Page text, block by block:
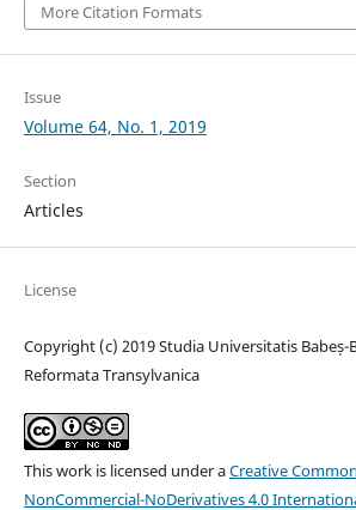
More Citation Formats
Issue
Volume 64, No. 1, 2019
Section
Articles
License
Copyright (c) 2019 Studia Universitatis Babeș-
Reformata Transylvanica
This work is licensed under aCreative
NonCommercial-NoDerivatives 4.0